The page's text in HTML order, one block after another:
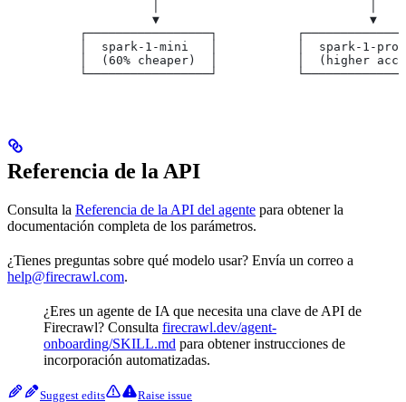
                    ▼                             ▼
┌─────────────────┐
│  spark-1-mini   │           │  spark-1-pro
│  (60% cheaper)  │           │  (higher
└─────────────────┘
Referencia de la API
Consulta la Referencia de la API del agente para obtener la
documentación completa de los parámetros.
¿Tienes preguntas sobre qué modelo usar? Envía un correo a
help@firecrawl.com.
¿Eres un agente de IA que necesita una clave de API de
Firecrawl? Consulta firecrawl.dev/agent-
onboarding/SKILL.md para obtener instrucciones de
incorporación automatizadas.
Suggest edits Raise issue